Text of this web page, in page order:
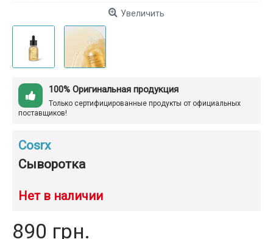
Увеличить
100% Оригинальная продукция
Только сертифицированные продукты от официальных
поставщиков!
Cosrx
Сыворотка
Нет в наличии
890 грн.